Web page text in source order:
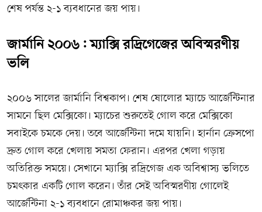
শেষ পর্যন্ত ২-১ ব্যবধানের জয় পায়।
জার্মানি ২০০৬: ম্যাক্সি রদ্রিগেজের অবিস্মরণীয়
ভলি
২০০৬ সালের জার্মানি বিশ্বকাপ। শেষ ষোলোর ম্যাচে আর্জেন্টিনার
সামনে ছিল মেক্সিকো। ম্যাচের শুরুতেই গোল করে মেক্সিকো
সবাইকে চমকে দেয়। তবে আর্জেন্টিনা দমে যায়নি। হার্নান ক্রেসপো
দ্রুত গোল করে খেলায় সমতা ফেরান। এরপর খেলা গড়ায়
অতিরিক্ত সময়ে। সেখানে ম্যাক্সি রদ্রিগেজ এক অবিশ্বাস্য ভলিতে
চমৎকার একটি গোল করেন। তাঁর সেই অবিস্মরণীয় গোলেই
আর্জেন্টিনা ২-১ ব্যবধানে রোমাঞ্চকর জয় পায়।